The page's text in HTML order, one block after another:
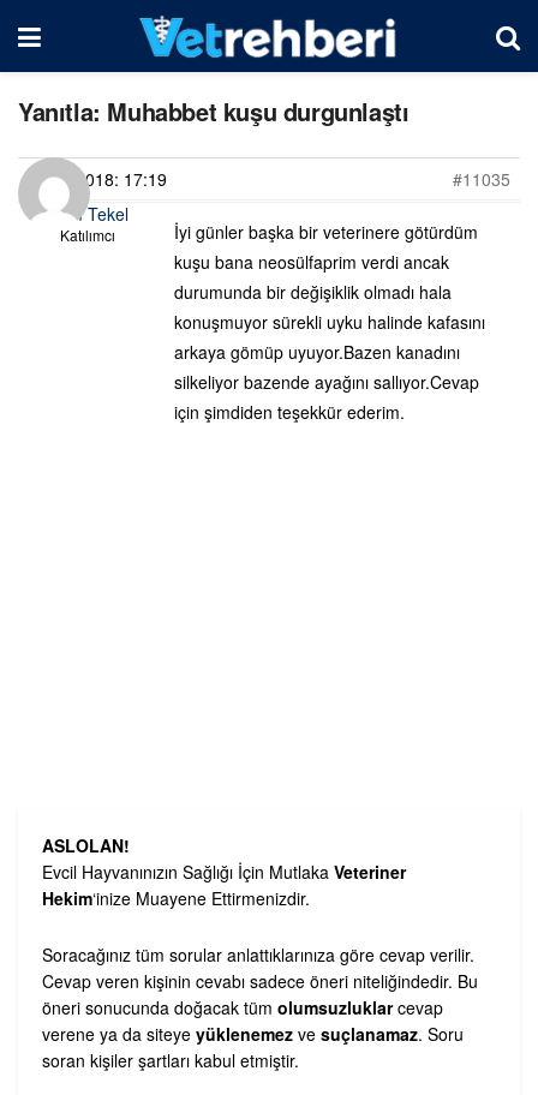
Yanıtla: Muhabbet kuşu durgunlaştı
02/06/2018: 17:19
#11035
Erdem Tekel
Katılımcı
İyi günler başka bir veterinere götürdüm
kuşu bana neosülfaprim verdi ancak
durumunda bir değişiklik olmadı hala
konuşmuyor sürekli uyku halinde kafasını
arkaya gömüp uyuyor.Bazen kanadını
silkeliyor bazende ayağını sallıyor.Cevap
için şimdiden teşekkür ederim.
ASLOLAN!
Evcil Hayvanınızın Sağlığı İçin Mutlaka Veteriner
Hekim‘inize Muayene Ettirmenizdir.
Soracağınız tüm sorular anlattıklarınıza göre cevap verilir.
Cevap veren kişinin cevabı sadece öneri niteliğindedir. Bu
öneri sonucunda doğacak tüm olumsuzluklarcevap
verene ya da siteye yüklenemez ve suçlanamaz. Soru
soran kişiler şartları kabul etmiştir.